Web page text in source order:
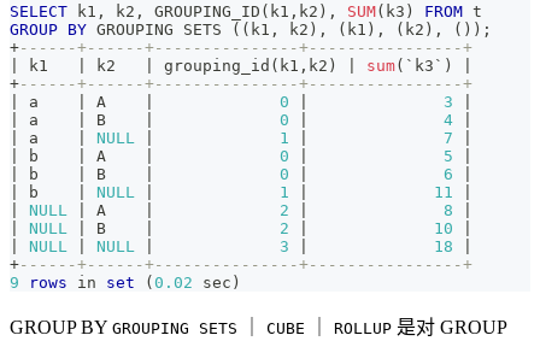
SELECT k1 , k2 , GROUPING_ID ( k1 , k2 ) , SUM( k3 ) FROM t
GROUP BY GROUPING SETS ( ( k1 , k2 ) , ( k1 ) , ( k2 ) , ( ) ) ;
+------+------+---------------+----------------+
k1 k2 grouping_id ( k1 , k2 ) sum( ` k3 ` )
+------+------+---------------+----------------+
a A 0 3
a B 0 4
a NULL 1 7
b A 0 5
b B 0 6
b NULL 1 11
NULL A 2 8
NULL B 2 10
NULL NULL 3 18
+------+------+---------------+----------------+
9
rows in set (0.02 sec )
GROUP BY GROUPING SETS CUBE ROLLUP 是对 GROUP